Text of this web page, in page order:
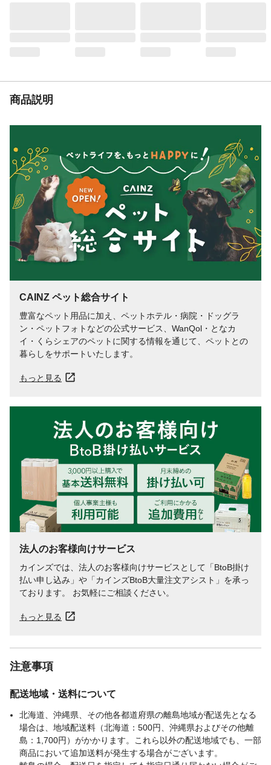
等)、オーツ麦(皮むき)、エゴマ、あさの
2.3%以下、エネルギー383kcal/100g
栄養成分表示
水分11.1%以下、粗蛋白質8.7%以上、粗脂
肪6.1%以上、粗繊維2.1%以下、粗灰分
2.3%以下
代謝エネルギー
エネルギー383kcal/100g
カロリー
383kcal/100g
与え方
主食の給与量の5%程度を主食に混ぜて与え
るか、主食とは別の容器に入れて与えてく
ださい。
使用上の注意
本製品はペットフードです。目的以外のご
使用はおやめください。・開封後はできる
だけ早くご使用ください。
生産国
日本
対象動物
商品説明
CAINZ ペット総合サイト
豊富なペット用品に加え、ペットホテル・病院・ドッグラ
ン・ペットフォトなどの公式サービス、WanQol・となカ
イ・くらシェアのペットに関する情報を通じて、ペットとの
暮らしをサポートいたします。
もっと見る
法人のお客様向けサービス
カインズでは、法人のお客様向けサービスとして「BtoB掛け
払い申し込み」や「カインズBtoB大量注文アシスト」を承っ
ております。 お気軽にご相談ください。
もっと見る
注意事項
配送地域・送料について
北海道、沖縄県、その他各都道府県の離島地域が配送先となる
場合は、地域配送料（北海道：500円、沖縄県およびその他離
島：1,700円）がかかります。これら以外の配送地域でも、一部
商品において追加送料が発生する場合がございます。